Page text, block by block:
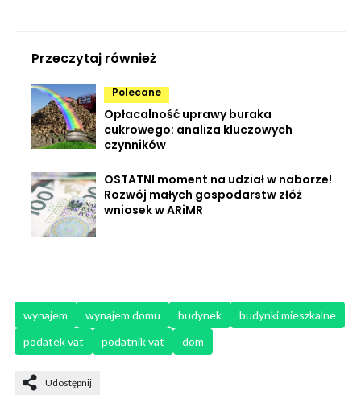
Przeczytaj również
Polecane
Opłacalność uprawy buraka
cukrowego: analiza kluczowych
czynników
OSTATNI moment na udział w naborze!
Rozwój małych gospodarstw złóż
wniosek w ARiMR
wynajem wynajem domu budynek
budynki mieszkalne
podatek vat
podatnik vat dom
Udostępnij